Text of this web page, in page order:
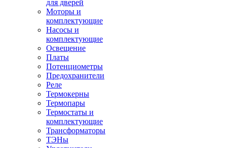
для дверей
Моторы и
комплектующие
Насосы и
комплектующие
Освещение
Платы
Потенциометры
Предохранители
Реле
Термокерны
Термопары
Термостаты и
комплектующие
Трансформаторы
ТЭНы